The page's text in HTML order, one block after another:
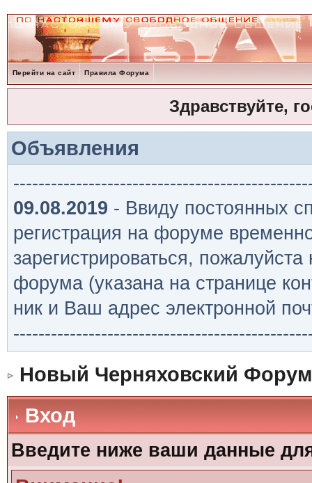
Перейти на сайт Правила Форума
Здравствуйте,
Объявления
09.08.2019 - Ввиду постоянных
регистрация на форуме
зарегистрироваться,
форума (указана на странице
ник и Ваш адрес электронной
Новый Черняховский Форум
Вход
Введите ниже ваши данные